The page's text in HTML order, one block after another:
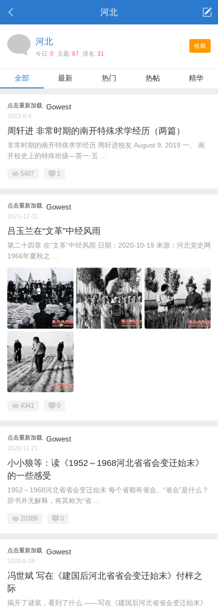
河北
收藏
河北
今日: 0 主题: 87 排名: 31
全部 最新 热门 热帖 精华
点击重新加载 Gowest
2023-8-4
周轩进 非常时期的南开特殊求学经历（两篇）
非常时期的南开特殊求学经历 周轩进校友 August 9, 2019 一、 南
开校史上的特殊班级—英一·五 ...
5407 1
点击重新加载 Gowest
2021-12-11
吕玉兰在“文革”中经风雨
第二十四章 在“文革”中经风雨 日期：2020-10-19 来源：河北党史网
1966年夏秋之 ...
4341 0
点击重新加载 Gowest
2020-11-21
小小狼等：读《1952～1968河北省省会变迁始末》
的一些感受
1952～1968河北省省会变迁始末 每个省都有省会。“省会”是什么？
辞书并无解释，将其称为“省 ...
20388 0
点击重新加载 Gowest
2020-8-29
冯世斌 写在《建国后河北省省会变迁始末》付梓之
际
揭开了谜底，看到了什么 ——写在《建国后河北省省会变迁始末》